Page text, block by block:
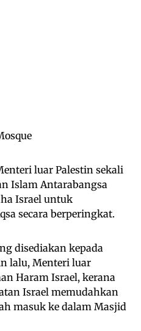
luar Palestin sekali
Islam Antarabangsa
Israel untuk
secara berperingkat.
disediakan kepada
lalu, Menteri luar
Haram Israel, kerana
Israel memudahkan
masuk ke dalam Masjid